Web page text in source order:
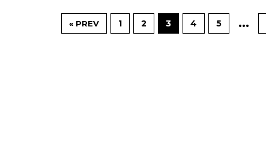
« PREV 1 2 3 4 5 …